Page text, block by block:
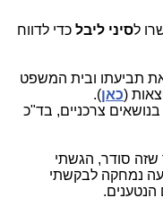
לסיני ליבל כדי לדווח
תביעתו ובית המשפט
(כאן).
צרכניים, בד"כ
סודר, הגשתי
נמחקה לבקשתי
הנטענים.